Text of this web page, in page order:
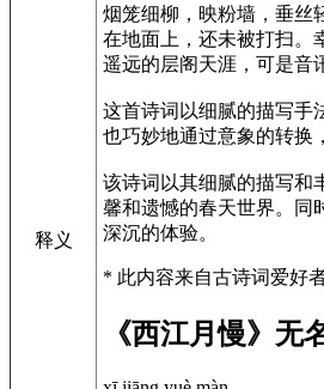
释义
烟笼细柳，映粉墙，垂丝
在地面上，还未被打扫。
遥远的层阁天涯，可是音
这首诗词以细腻的描写手
也巧妙地通过意象的转换
该诗词以其细腻的描写和
馨和遗憾的春天世界。同
深沉的体验。
* 此内容来自古诗词爱好
《西江月慢》无